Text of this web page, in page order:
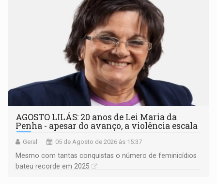
AGOSTO LILÁS: 20 anos de Lei Maria da
Penha - apesar do avanço, a violência escala
Geral 05 de Agosto de 2026 às 15:37
Mesmo com tantas conquistas o número de feminicídios
bateu recorde em 2025